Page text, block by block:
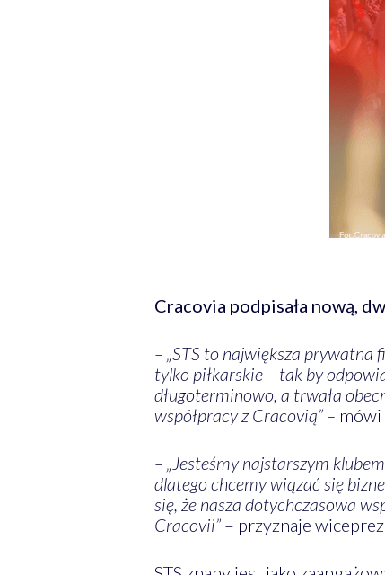
Cracovia podpisała nową,
– „STS to największa prywatna
tylko piłkarskie – tak by
długoterminowo, a trwała
współpracy z Cracovią” – mówi
– „Jesteśmy najstarszym
dlatego chcemy wiązać się
się, że nasza dotychczasowa
Cracovii”– przyznaje